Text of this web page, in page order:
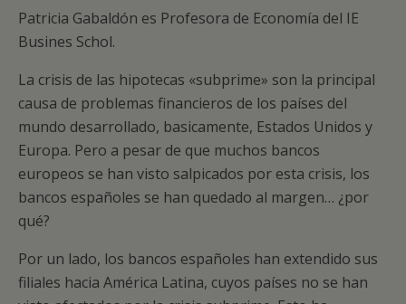
Patricia Gabaldón es Profesora de Economía del IE
Busines Schol.
La crisis de las hipotecas «subprime» son la principal
causa de problemas financieros de los países del
mundo desarrollado, basicamente, Estados Unidos y
Europa. Pero a pesar de que muchos bancos
europeos se han visto salpicados por esta crisis, los
bancos españoles se han quedado al margen… ¿por
qué?
Por un lado, los bancos españoles han extendido sus
filiales hacia América Latina, cuyos países no se han